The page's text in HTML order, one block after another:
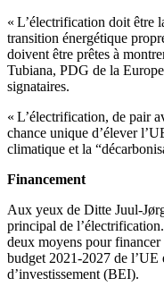
« L’électrification doit être
transition énergétique
doivent être prêtes à
Tubiana, PDG de la
signataires.
« L’électrification, de pair
chance unique d’élever
climatique et la
Financement
Aux yeux de Ditte Juul-
principal de
deux moyens pour
budget 2021-2027 de l’UE
d’investissement (BEI).